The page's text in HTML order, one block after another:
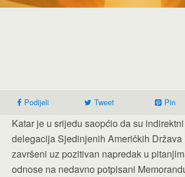
Podijeli Tweet Pin
Katar je u srijedu saopćio da su
delegacija Sjedinjenih Američkih Država
završeni uz pozitivan napredak u
odnose na nedavno potpisani